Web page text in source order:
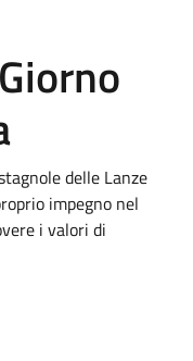
delle Lanze
impegno nel
i valori di